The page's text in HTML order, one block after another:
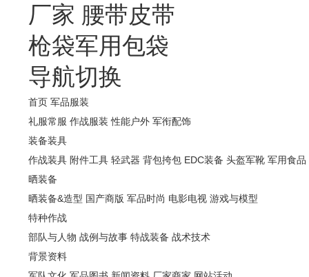
厂家 腰带皮带
枪袋军用包袋
导航切换
首页 军品服装
礼服常服 作战服装 性能户外 军衔配饰
装备装具
作战装具 附件工具 轻武器 背包挎包 EDC装备 头盔军靴 军用食品
晒装备
晒装备&造型 国产商版 军品时尚 电影电视 游戏与模型
特种作战
部队与人物 战例与故事 特战装备 战术技术
背景资料